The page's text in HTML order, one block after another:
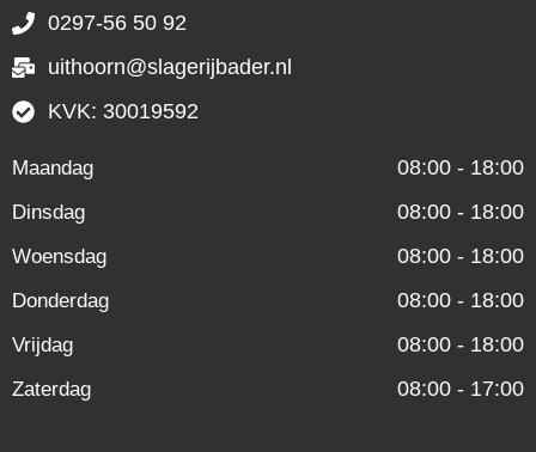
0297-56 50 92
uithoorn@slagerijbader.nl
KVK: 30019592
Maandag 08:00 - 18:00
Dinsdag 08:00 - 18:00
Woensdag 08:00 - 18:00
Donderdag 08:00 - 18:00
Vrijdag 08:00 - 18:00
Zaterdag 08:00 - 17:00